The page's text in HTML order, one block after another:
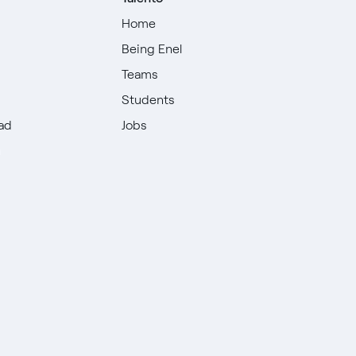
Home
Being Enel
Teams
Students
Jobs